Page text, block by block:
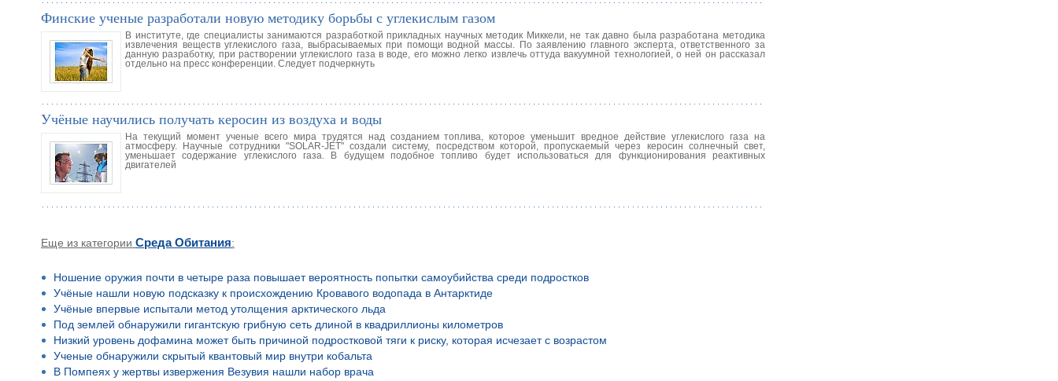
Финские ученые разработали новую методику борьбы с углекислым газом
В институте, где специалисты занимаются разработкой прикладных научных методик Миккели, не так давно была разработана методика
извлечения веществ углекислого газа, выбрасываемых при помощи водной массы. По заявлению главного эксперта, ответственного за
данную разработку, при растворении углекислого газа в воде, его можно легко извлечь оттуда вакуумной технологией, о ней он рассказал
отдельно на пресс конференции. Следует подчеркнуть
Учёные научились получать керосин из воздуха и воды
На текущий момент ученые всего мира трудятся над созданием топлива, которое уменьшит вредное действие углекислого газа на
атмосферу. Научные сотрудники "SOLAR-JET" создали систему, посредством которой, пропускаемый через керосин солнечный свет,
уменьшает содержание углекислого газа. В будущем подобное топливо будет использоваться для функционирования реактивных
двигателей
Еще из категории Среда Обитания:
Ношение оружия почти в четыре раза повышает вероятность попытки самоубийства среди подростков
Учёные нашли новую подсказку к происхождению Кровавого водопада в Антарктиде
Учёные впервые испытали метод утолщения арктического льда
Под землей обнаружили гигантскую грибную сеть длиной в квадриллионы километров
Низкий уровень дофамина может быть причиной подростковой тяги к риску, которая исчезает с возрастом
Ученые обнаружили скрытый квантовый мир внутри кобальта
В Помпеях у жертвы извержения Везувия нашли набор врача